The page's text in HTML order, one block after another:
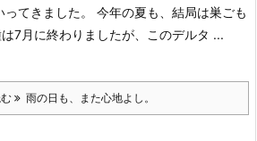
ってきました。 今年の夏も、結局は巣ごも
7月に終わりましたが、このデルタ ...
雨の日も、また心地よし。